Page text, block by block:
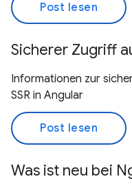
Post lesen
Sicherer Zugriff
Informationen zur
SSR in Angular
Post lesen
Was ist neu bei